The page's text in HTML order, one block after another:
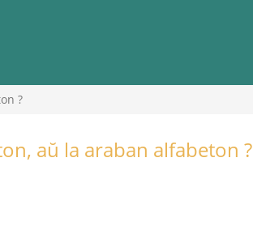
?
aŭ la araban alfabeton ?